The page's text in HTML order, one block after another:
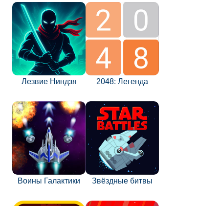
Лезвие Ниндзя 2048: Легенда
Воины Галактики Звёздные битвы